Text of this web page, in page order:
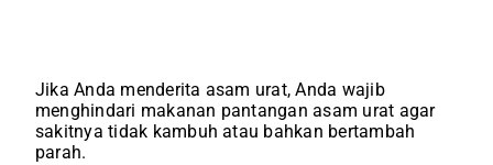
Jika Anda menderita asam urat, Anda wajib
menghindari makanan pantangan asam urat agar
sakitnya tidak kambuh atau bahkan bertambah
parah.